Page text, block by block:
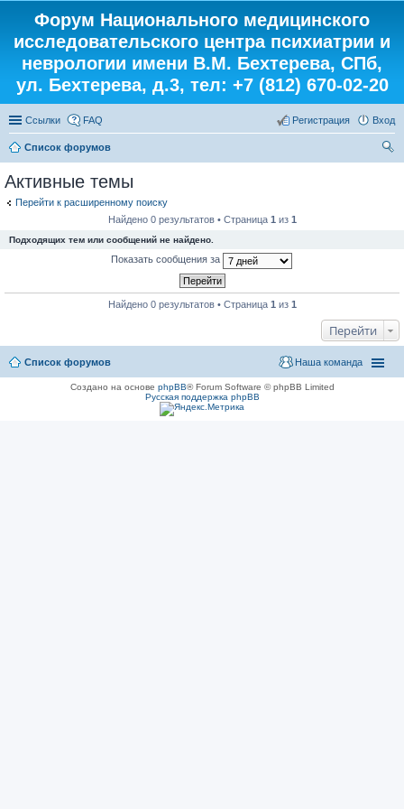
Форум Национального медицинского
исследовательского центра психиатрии и
неврологии имени В.М. Бехтерева, СПб,
ул. Бехтерева, д.3, тел: +7 (812) 670-02-20
Ссылки FAQ Вход
Регистрация
Список форумов
Активные темы
Перейти к расширенному поиску
Найдено 0 результатов • Страница 1 из 1
Подходящих тем или сообщений не найдено.
Показать сообщения за
Найдено 0 результатов • Страница 1 из 1
Перейти
Список форумов Наша команда
Создано на основе phpBB® Forum Software © phpBB Limited
Русская поддержка phpBB